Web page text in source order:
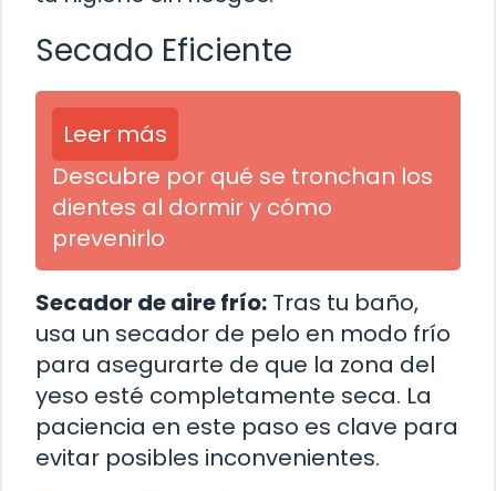
Secado Eficiente
Leer más
Descubre por qué se tronchan los
dientes al dormir y cómo
prevenirlo
Secador de aire frío: Tras tu baño,
usa un secador de pelo en modo frío
para asegurarte de que la zona del
yeso esté completamente seca. La
paciencia en este paso es clave para
evitar posibles inconvenientes.